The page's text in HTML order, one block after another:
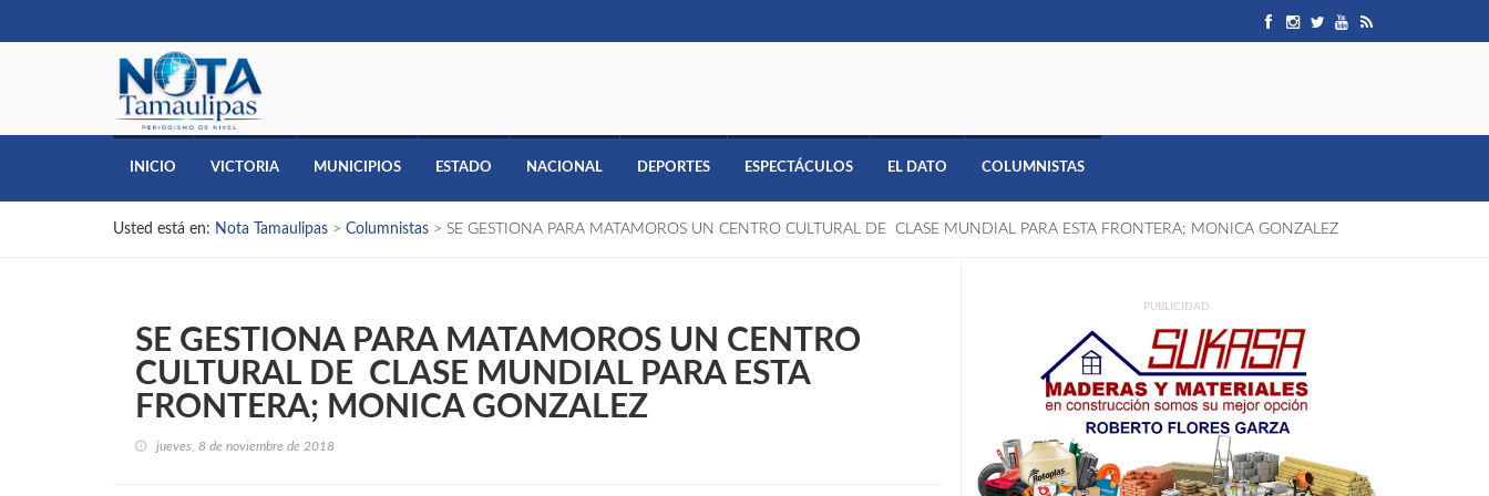
INICIO VICTORIA MUNICIPIOS ESTADO NACIONAL DEPORTES ESPECTÁCULOS EL DATO COLUMNISTAS
Usted está en: Nota Tamaulipas > Columnistas > SE GESTIONA PARA MATAMOROS UN CENTRO CULTURAL DE CLASE MUNDIAL PARA ESTA FRONTERA; MONICA GONZALEZ
SE GESTIONA PARA MATAMOROS UN CENTRO
CULTURAL DE CLASE MUNDIAL PARA ESTA
FRONTERA; MONICA GONZALEZ
jueves, 8 de noviembre de 2018
PUBLICIDAD